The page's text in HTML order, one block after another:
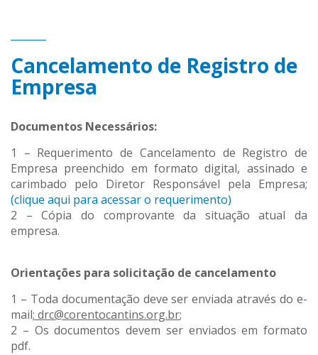
Cancelamento de Registro de
Empresa
Documentos Necessários:
1 – Requerimento de Cancelamento de Registro de
Empresa preenchido em formato digital, assinado e
carimbado pelo Diretor Responsável pela Empresa;
(clique aqui para acessar o requerimento)
2 – Cópia do comprovante da situação atual da
empresa.
Orientações para solicitação de cancelamento
1 – Toda documentação deve ser enviada através do e-
mail: drc@corentocantins.org.br;
2 – Os documentos devem ser enviados em formato
pdf.